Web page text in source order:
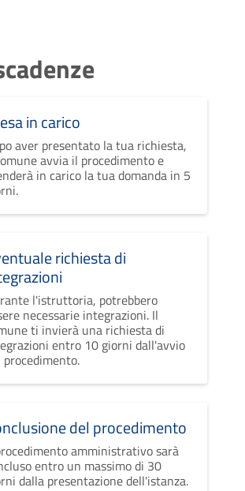
in carico
aver presentato la tua richiesta,
avvia il procedimento e
in carico la tua domanda in 5
richiesta di
l'istruttoria, potrebbero
necessarie integrazioni. Il
ti invierà una richiesta di
entro 10 giorni dall'avvio
procedimento.
del procedimento
amministrativo sarà
entro un massimo di 30
dalla presentazione dell'istanza.